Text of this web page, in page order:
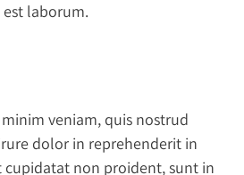
laborum.
veniam, quis nostrud
dolor in reprehenderit in
cupidatat non proident, sunt in